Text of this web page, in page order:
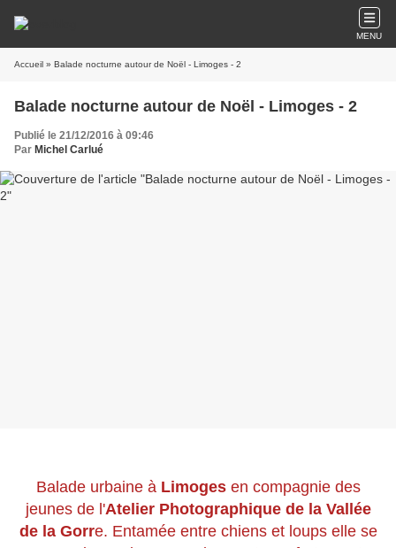
MENU
Accueil » Balade nocturne autour de Noël - Limoges - 2
Balade nocturne autour de Noël - Limoges - 2
Publié le 21/12/2016 à 09:46
Par Michel Carlué
Balade urbaine à Limogesen compagnie des
jeunes de l'Atelier Photographique de la Vallée
de la Gorre. Entamée entre chiens et loups elle se